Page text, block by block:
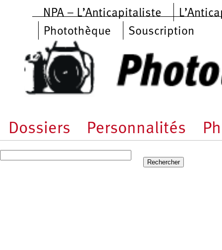
Aller au contenu principal
NPA – L’Anticapitaliste
Photothèque
Souscription
Dossiers Personnalités